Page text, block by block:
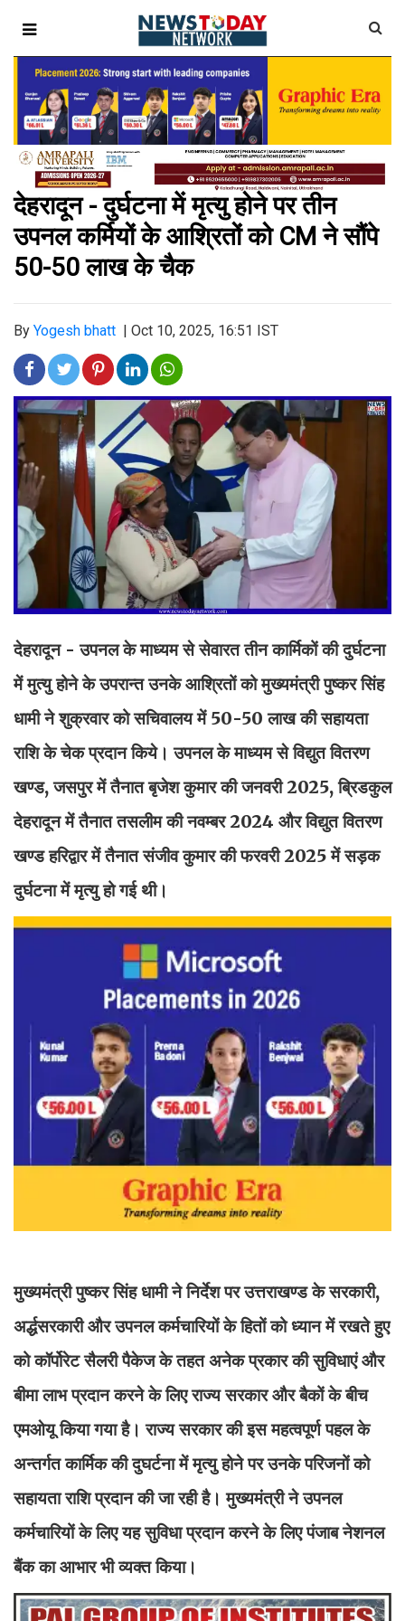
देहरादून - दुर्घटना में मृत्यु होने पर तीन
उपनल कर्मियों के आश्रितों को CM ने सौंपे
50-50 लाख के चैक
By Yogesh bhatt Oct 10, 2025, 16:51 IST
देहरादून - उपनल के माध्यम से सेवारत तीन कार्मिकों की दुर्घटना
में मुत्यु होने के उपरान्त उनके आश्रितों को मुख्यमंत्री पुष्कर सिंह
धामी ने शुक्रवार को सचिवालय में 50-50 लाख की सहायता
राशि के चेक प्रदान किये। उपनल के माध्यम से विद्युत वितरण
खण्ड, जसपुर में तैनात बृजेश कुमार की जनवरी 2025, ब्रिडकुल
देहरादून में तैनात तसलीम की नवम्बर 2024 और विद्युत वितरण
खण्ड हरिद्वार में तैनात संजीव कुमार की फरवरी 2025 में सड़क
दुर्घटना में मृत्यु हो गई थी।
मुख्यमंत्री पुष्कर सिंह धामी ने निर्देश पर उत्तराखण्ड के सरकारी,
अर्द्धसरकारी और उपनल कर्मचारियों के हितों को ध्यान में रखते हुए
को कॉर्पोरेट सैलरी पैकेज के तहत अनेक प्रकार की सुविधाएं और
बीमा लाभ प्रदान करने के लिए राज्य सरकार और बैकों के बीच
एमओयू किया गया है। राज्य सरकार की इस महत्वपूर्ण पहल के
अन्तर्गत कार्मिक की दुघर्टना में मृत्यु होने पर उनके परिजनों को
सहायता राशि प्रदान की जा रही है। मुख्यमंत्री ने उपनल
कर्मचारियों के लिए यह सुविधा प्रदान करने के लिए पंजाब नेशनल
बैंक का आभार भी व्यक्त किया।